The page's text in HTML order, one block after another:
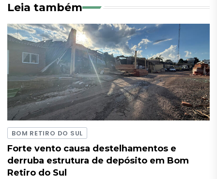
Leia também
BOM RETIRO DO SUL
Forte vento causa destelhamentos e
derruba estrutura de depósito em Bom
Retiro do Sul